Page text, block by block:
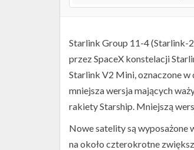
Starlink Group 11-4 (Starlink-
przez SpaceX konstelacji
Starlink V2 Mini, oznaczone w
mniejsza wersja mających
rakiety Starship. Mniejszą
Nowe satelity są wyposażone
na około czterokrotne